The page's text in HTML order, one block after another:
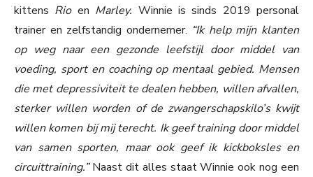
kittens Rio en Marley. Winnie is sinds 2019 personal
trainer en zelfstandig ondernemer. “Ik help mijn klanten
op weg naar een gezonde leefstijl door middel van
voeding, sport en coaching op mentaal gebied. Mensen
die met depressiviteit te dealen hebben, willen afvallen,
sterker willen worden of de zwangerschapskilo’s kwijt
willen komen bij mij terecht. Ik geef training door middel
van samen sporten, maar ook geef ik kickboksles en
circuittraining.”Naast dit alles staat Winnie ook nog een